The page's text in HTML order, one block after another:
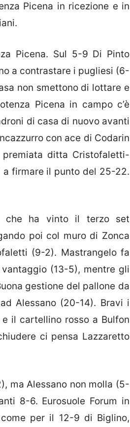
Picena in ricezione e in
Picena. Sul 5-9 Di Pinto
a contrastare i pugliesi (6-
non smettono di lottare e
Picena in campo c’è
di casa di nuovo avanti
con ace di Codarin
ditta Cristofaletti-
a firmare il punto del 25-22.
che ha vinto il terzo set
poi col muro di Zonca
(9-2). Mastrangelo fa
(13-5), mentre gli
gestione del pallone da
Alessano (20-14). Bravi i
il cartellino rosso a Bulfon
ci pensa Lazzaretto
ma Alessano non molla (5-
8-6. Eurosuole Forum in
per il 12-9 di Biglino,